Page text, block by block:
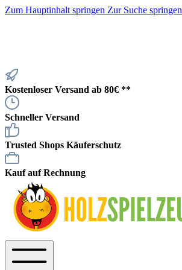
Zum Hauptinhalt springen Zur Suche springen
Kostenloser Versand ab 80€ **
Schneller Versand
Trusted Shops Käuferschutz
Kauf auf Rechnung